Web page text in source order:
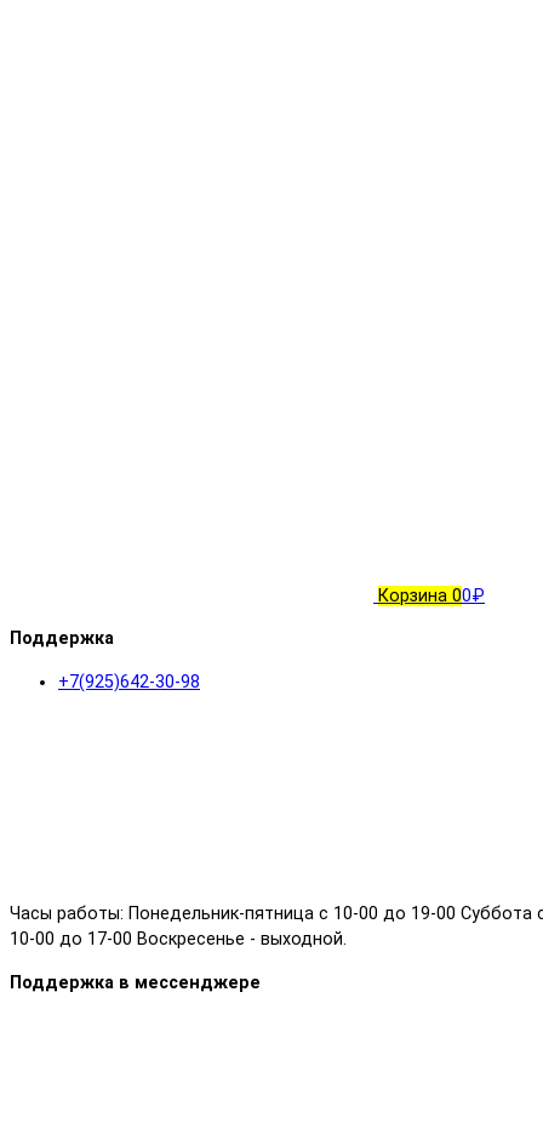
Корзина 00₽
Поддержка
+7(925)642-30-98
Часы работы: Понедельник-пятница с 10-00 до 19-00 Суббота
10-00 до 17-00 Воскресенье - выходной.
Поддержка в мессенджере